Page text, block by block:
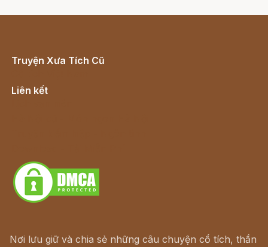
Truyện Xưa Tích Cũ
Liên kết
Nơi lưu giữ và chia sẻ những câu chuyện cổ tích, thần